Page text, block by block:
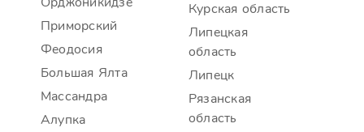
Приморский
Феодосия
Большая Ялта
Массандра
Алупка
Курская область
Липецкая
область
Липецк
Рязанская
область